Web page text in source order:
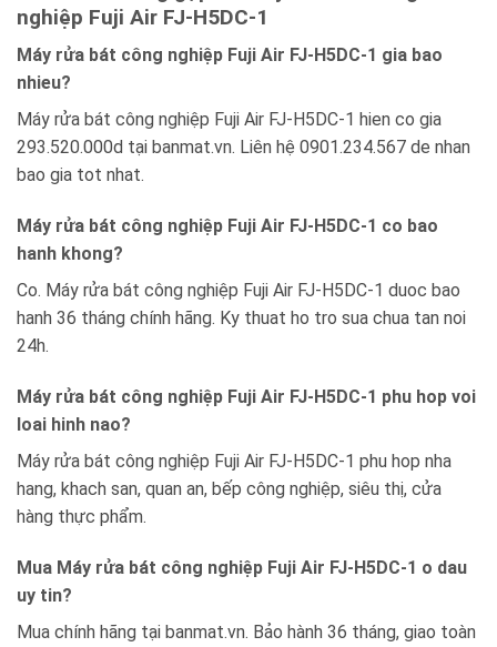
nghiệp Fuji Air FJ-H5DC-1
Máy rửa bát công nghiệp Fuji Air FJ-H5DC-1 gia bao
nhieu?
Máy rửa bát công nghiệp Fuji Air FJ-H5DC-1 hien co gia
293.520.000d tại banmat.vn. Liên hệ 0901.234.567 de nhan
bao gia tot nhat.
Máy rửa bát công nghiệp Fuji Air FJ-H5DC-1 co bao
hanh khong?
Co. Máy rửa bát công nghiệp Fuji Air FJ-H5DC-1 duoc bao
hanh 36 tháng chính hãng. Ky thuat ho tro sua chua tan noi
24h.
Máy rửa bát công nghiệp Fuji Air FJ-H5DC-1 phu hop voi
loai hinh nao?
Máy rửa bát công nghiệp Fuji Air FJ-H5DC-1 phu hop nha
hang, khach san, quan an, bếp công nghiệp, siêu thị, cửa
hàng thực phẩm.
Mua Máy rửa bát công nghiệp Fuji Air FJ-H5DC-1 o dau
uy tin?
Mua chính hãng tại banmat.vn. Bảo hành 36 tháng, giao toàn